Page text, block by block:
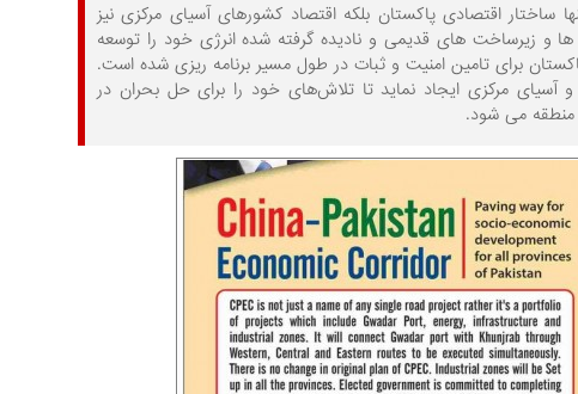
اقتصادی پاکستان بلکه اقتصاد کشورهای آسیای مرکزی نیز
و زیرساخت های قدیمی و نادیده گرفته شده انرژی خود را توسعه
برای تامین امنیت و ثبات در طول مسیر برنامه ریزی شده است.
آسیای مرکزی ایجاد نماید تا تلاش‌های خود را برای حل بحران در
منطقه می شود.